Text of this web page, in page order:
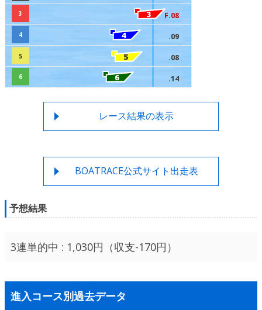
3 F.08
4 .09
5 .08
6 .14
レース結果の表示
BOATRACE公式サイト出走表
予想結果
3連単的中 : 1,030円（収支-170円）
進入コース別過去データ